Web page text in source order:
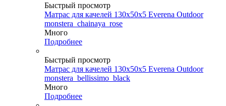
Быстрый просмотр
Матрас для качелей 130х50х5 Everena Outdoor
monstera_chainaya_rose
Много
Подробнее
Быстрый просмотр
Матрас для качелей 130х50х5 Everena Outdoor
monstera_bellissimo_black
Много
Подробнее